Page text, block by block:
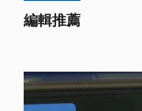
編輯推薦